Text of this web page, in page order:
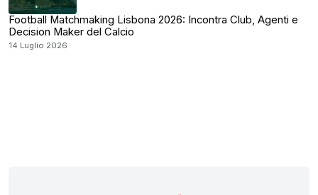
Football Matchmaking Lisbona 2026: Incontra Club, Agenti e
Decision Maker del Calcio
14 Luglio 2026